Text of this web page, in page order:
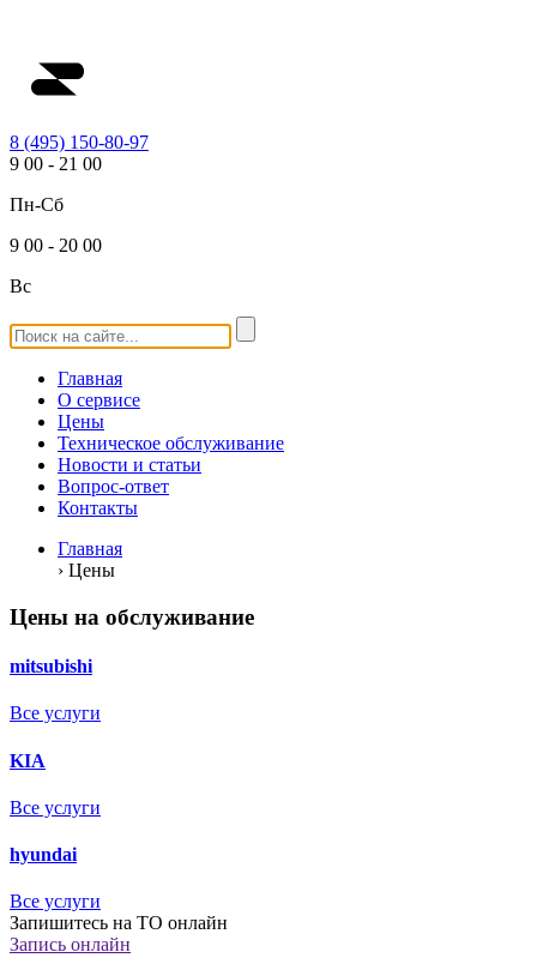
8 (495) 150-80-97
9 00 - 21 00
Пн-Сб
9 00 - 20 00
Вс
Главная
О сервисе
Цены
Техническое обслуживание
Новости и статьи
Вопрос-ответ
Контакты
Главная
› Цены
Цены на обслуживание
mitsubishi
Все услуги
KIA
Все услуги
hyundai
Все услуги
Запишитесь на ТО онлайн
Запись онлайн